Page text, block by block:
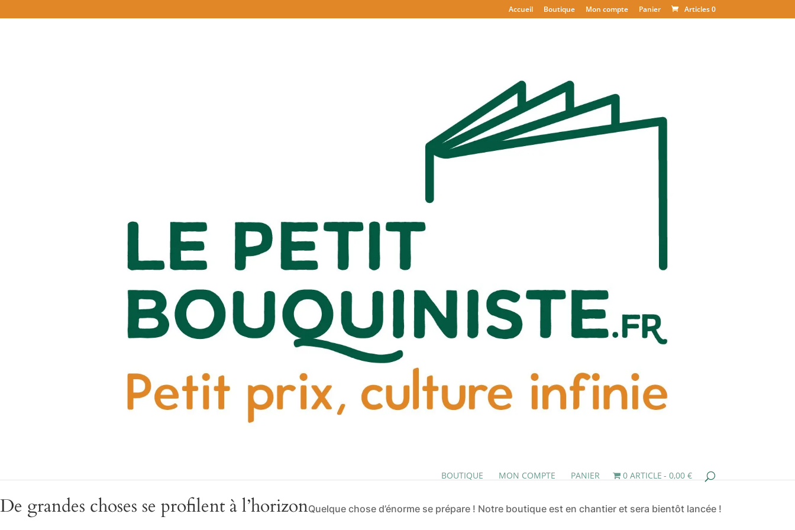
Accueil Boutique Mon compte Panier Articles 0
BOUTIQUE MON COMPTE PANIER 0 ARTICLE 0,00 €
De grandes choses se profilent à l’horizonQuelque chose d’énorme se prépare ! Notre boutique est en chantier et sera bientôt lancée !